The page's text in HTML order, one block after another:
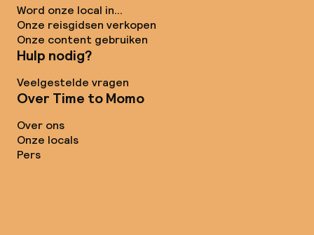
Word onze local in...
Onze reisgidsen verkopen
Onze content gebruiken
Hulp nodig?
Veelgestelde vragen
Over Time to Momo
Over ons
Onze locals
Pers